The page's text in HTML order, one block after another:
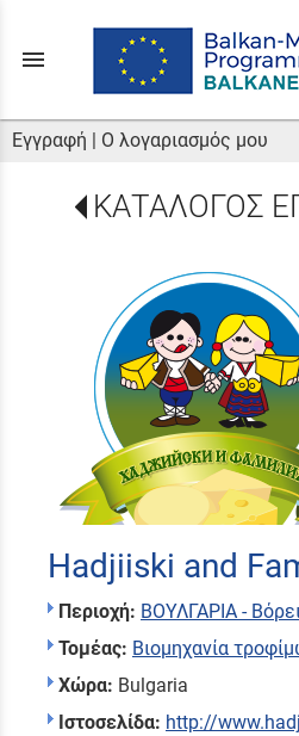
menu
Εγγραφή | Ο λογαριασμός μου
ΚΑΤΑΛΟΓΟΣ
Hadjiiski and
Περιοχή: ΒΟΥΛΓΑΡΙΑ -
Τομέας: Βιομηχανία
Χώρα: Bulgaria
Ιστοσελίδα: http://